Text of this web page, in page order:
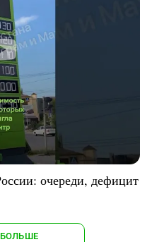
очереди, дефицит